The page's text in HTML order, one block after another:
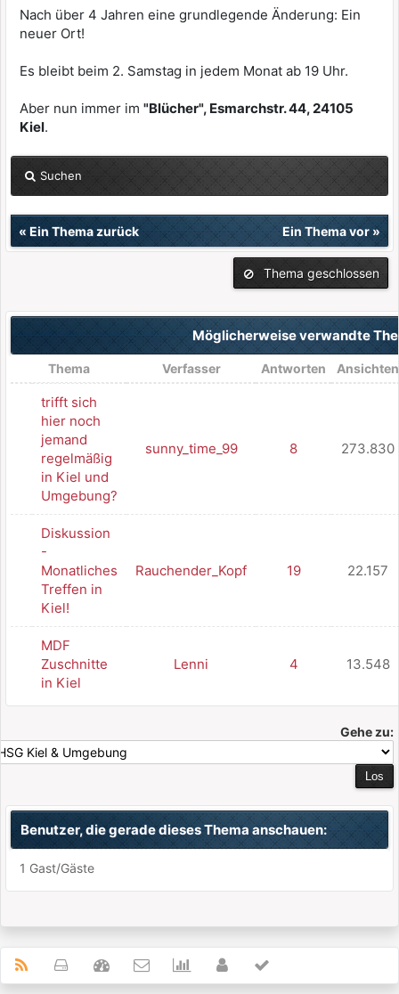
Nach über 4 Jahren eine grundlegende Änderung: Ein
neuer Ort!
Es bleibt beim 2. Samstag in jedem Monat ab 19 Uhr.
Aber nun immer im "Blücher", Esmarchstr. 44, 24105
Kiel.
Suchen
« Ein Thema zurück Ein Thema vor»
Thema geschlossen
Möglicherweise verwandte
Thema Verfasser Antworten Ansichten
trifft sich
hier noch
jemand
regelmäßig
in Kiel und
Umgebung?
sunny_time_99 8 273.830
Diskussion
-
Monatliches
Treffen in
Kiel!
Rauchender_Kopf 19 22.157
MDF
Zuschnitte
in Kiel
Lenni 4 13.548
Gehe zu:
Benutzer, die gerade dieses Thema anschauen:
1 Gast/Gäste